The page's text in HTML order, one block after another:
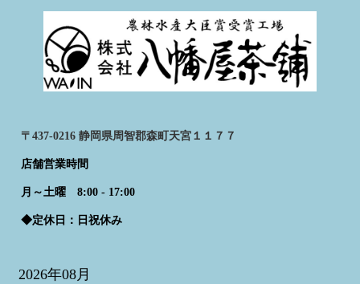
〒437-0216 静岡県周智郡森町天宮１１７７
店舗営業時間
月～土曜 8:00 - 17:00
◆定休日：日祝休み
2026年08月